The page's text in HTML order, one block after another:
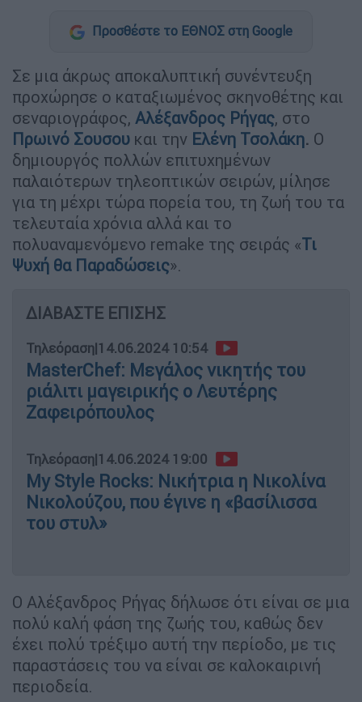
Προσθέστε το ΕΘΝΟΣ στη Google
Σε μια άκρως αποκαλυπτική συνέντευξη
προχώρησε ο καταξιωμένος σκηνοθέτης και
σεναριογράφος, Αλέξανδρος Ρήγας, στο
Πρωινό Σουσου και την Ελένη Τσολάκη. Ο
δημιουργός πολλών επιτυχημένων
παλαιότερων τηλεοπτικών σειρών, μίλησε
για τη μέχρι τώρα πορεία του, τη ζωή του τα
τελευταία χρόνια αλλά και το
πολυαναμενόμενο remake της σειράς «Τι
Ψυχή θα Παραδώσεις».
ΔΙΑΒΑΣΤΕ ΕΠΙΣΗΣ
Τηλεόραση|14.06.2024 10:54
MasterChef: Μεγάλος νικητής του
ριάλιτι μαγειρικής ο Λευτέρης
Ζαφειρόπουλος
Τηλεόραση|14.06.2024 19:00
My Style Rocks: Νικήτρια η Νικολίνα
Νικολούζου, που έγινε η «βασίλισσα
του στυλ»
Ο Αλέξανδρος Ρήγας δήλωσε ότι είναι σε μια
πολύ καλή φάση της ζωής του, καθώς δεν
έχει πολύ τρέξιμο αυτή την περίοδο, με τις
παραστάσεις του να είναι σε καλοκαιρινή
περιοδεία.